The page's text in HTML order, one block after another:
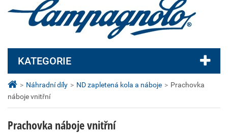
> Náhradní díly > ND zapletená kola a náboje > Prachovka
náboje vnitřní
Prachovka náboje vnitřní
KATEGORIE